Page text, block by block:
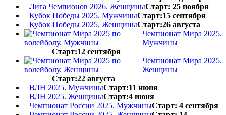
Лига Чемпионов 2026. ЖенщиныСтарт: 25 ноября
Кубок Победы 2025. МужчиныСтарт:15 сентября
Кубок Победы 2025. ЖенщиныСтарт:26 августа
Чемпионат Мира 2025.
Мужчины
Старт:12 сентября
Чемпионат Мира 2025.
Женщины
Старт:22 августа
ВЛН 2025. МужчиныСтарт:11 июня
ВЛН 2025. ЖенщиныСтарт:4 июня
Чемпионат России 2025. МужчиныСтарт: 4 сентября